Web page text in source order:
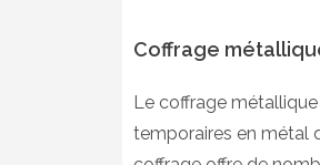
Coffrage
Le coffrage
temporaires en métal